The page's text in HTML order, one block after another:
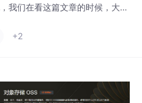
我们在看这篇文章的时候，大家
说，跟着我一起认真探讨这块内
+2